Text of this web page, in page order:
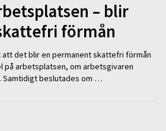
– blir
förmån
att det blir en permanent skattefri förmån
på arbetsplatsen, om arbetsgivaren
Samtidigt beslutades om …